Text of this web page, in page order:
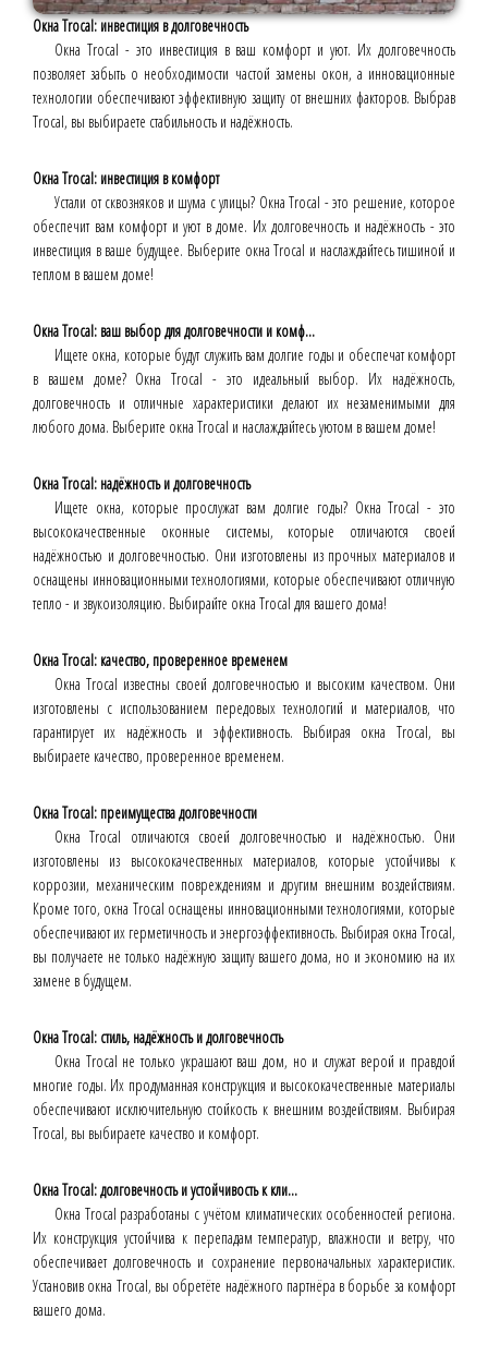
Окна Trocal: инвестиция в долговечность
Окна Trocal - это инвестиция в ваш комфорт и уют. Их долговечность
позволяет забыть о необходимости частой замены окон, а инновационные
технологии обеспечивают эффективную защиту от внешних факторов. Выбрав
Trocal, вы выбираете стабильность и надёжность.
Окна Trocal: инвестиция в комфорт
Устали от сквозняков и шума с улицы? Окна Trocal - это решение, которое
обеспечит вам комфорт и уют в доме. Их долговечность и надёжность - это
инвестиция в ваше будущее. Выберите окна Trocal и наслаждайтесь тишиной и
теплом в вашем доме!
Окна Trocal: ваш выбор для долговечности и комф...
Ищете окна, которые будут служить вам долгие годы и обеспечат комфорт
в вашем доме? Окна Trocal - это идеальный выбор. Их надёжность,
долговечность и отличные характеристики делают их незаменимыми для
любого дома. Выберите окна Trocal и наслаждайтесь уютом в вашем доме!
Окна Trocal: надёжность и долговечность
Ищете окна, которые прослужат вам долгие годы? Окна Trocal - это
высококачественные оконные системы, которые отличаются своей
надёжностью и долговечностью. Они изготовлены из прочных материалов и
оснащены инновационными технологиями, которые обеспечивают отличную
тепло - и звукоизоляцию. Выбирайте окна Trocal для вашего дома!
Окна Trocal: качество, проверенное временем
Окна Trocal известны своей долговечностью и высоким качеством. Они
изготовлены с использованием передовых технологий и материалов, что
гарантирует их надёжность и эффективность. Выбирая окна Trocal, вы
выбираете качество, проверенное временем.
Окна Trocal: преимущества долговечности
Окна Trocal отличаются своей долговечностью и надёжностью. Они
изготовлены из высококачественных материалов, которые устойчивы к
коррозии, механическим повреждениям и другим внешним воздействиям.
Кроме того, окна Trocal оснащены инновационными технологиями, которые
обеспечивают их герметичность и энергоэффективность. Выбирая окна Trocal,
вы получаете не только надёжную защиту вашего дома, но и экономию на их
замене в будущем.
Окна Trocal: стиль, надёжность и долговечность
Окна Trocal не только украшают ваш дом, но и служат верой и правдой
многие годы. Их продуманная конструкция и высококачественные материалы
обеспечивают исключительную стойкость к внешним воздействиям. Выбирая
Trocal, вы выбираете качество и комфорт.
Окна Trocal: долговечность и устойчивость к кли...
Окна Trocal разработаны с учётом климатических особенностей региона.
Их конструкция устойчива к перепадам температур, влажности и ветру, что
обеспечивает долговечность и сохранение первоначальных характеристик.
Установив окна Trocal, вы обретёте надёжного партнёра в борьбе за комфорт
вашего дома.